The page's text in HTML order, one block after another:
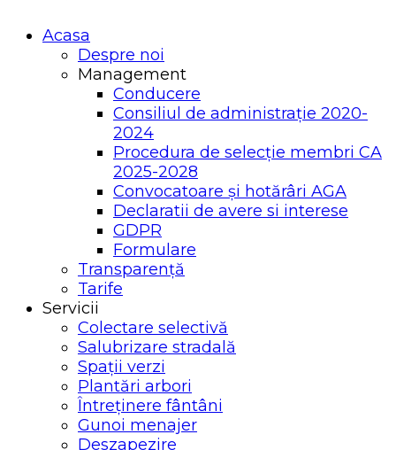
Acasa
Despre noi
Management
Conducere
Consiliul de administrație 2020-
2024
Procedura de selecție membri CA
2025-2028
Convocatoare și hotărâri AGA
Declaratii de avere si interese
GDPR
Formulare
Transparență
Tarife
Servicii
Colectare selectivă
Salubrizare stradală
Spații verzi
Plantări arbori
Întreținere fântâni
Gunoi menajer
Deszapezire